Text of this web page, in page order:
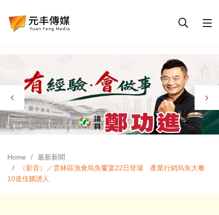
Home
最新新聞
（影音）／雲林區漁會烏魚饗宴22日登場 產業行銷烏魚大餐
10道佳餚誘人